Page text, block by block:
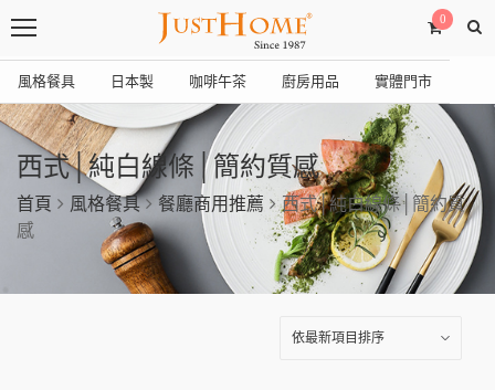
0
風格餐具 日本製 咖啡午茶 廚房用品 實體門市
西式│純白線條│簡約質感
首頁 風格餐具 餐廳商用推薦
西式│純白線條│簡約質
感